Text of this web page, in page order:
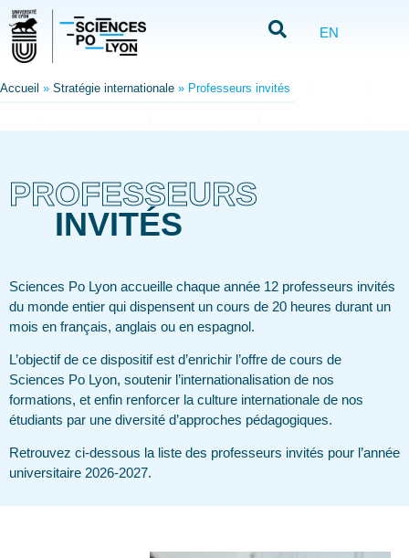
EN
Accueil » Stratégie internationale » Professeurs invités
PROFESSEURS
INVITÉS
Sciences Po Lyon accueille chaque année 12 professeurs invités
du monde entier qui dispensent un cours de 20 heures durant un
mois en français, anglais ou en espagnol.
L’objectif de ce dispositif est d’enrichir l’offre de cours de
Sciences Po Lyon, soutenir l’internationalisation de nos
formations, et enfin renforcer la culture internationale de nos
étudiants par une diversité d’approches pédagogiques.
Retrouvez ci-dessous la liste des professeurs invités pour l’année
universitaire 2026-2027.